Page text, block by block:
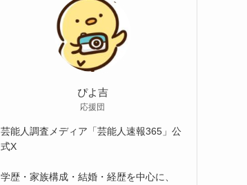
ぴよ吉
応援団
芸能人調査メディア「芸能人速報365」公
式X
学歴・家族構成・結婚・経歴を中心に、